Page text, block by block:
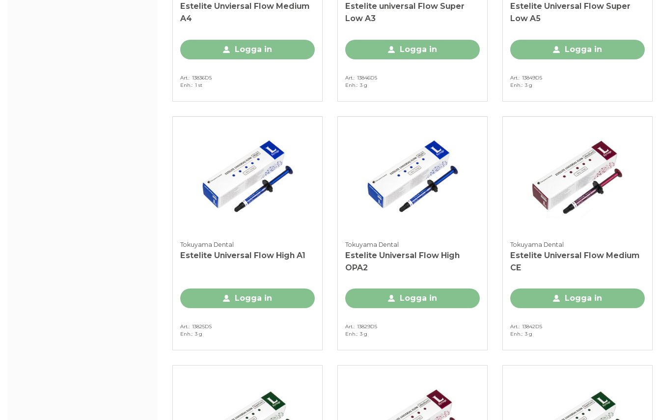
Estelite Unviersal Flow Medium
A4
Logga in
Art. 13836DS
Enh. 1 st
Estelite universal Flow Super
Low A3
Logga in
Art. 13846DS
Enh. 3 g
Estelite Universal Flow Super
Low A5
Logga in
Art. 13849DS
Enh. 3 g
Tokuyama Dental
Estelite Universal Flow High A1
Logga in
Art. 13825DS
Enh. 3 g
Tokuyama Dental
Estelite Universal Flow High
OPA2
Logga in
Art. 13829DS
Enh. 3 g
Tokuyama Dental
Estelite Universal Flow Medium
CE
Logga in
Art. 13842DS
Enh. 3 g